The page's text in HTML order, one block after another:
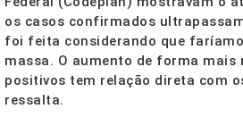
os casos confirmados
foi feita considerando que
massa. O aumento de forma mais
positivos tem relação direta com
ressalta.